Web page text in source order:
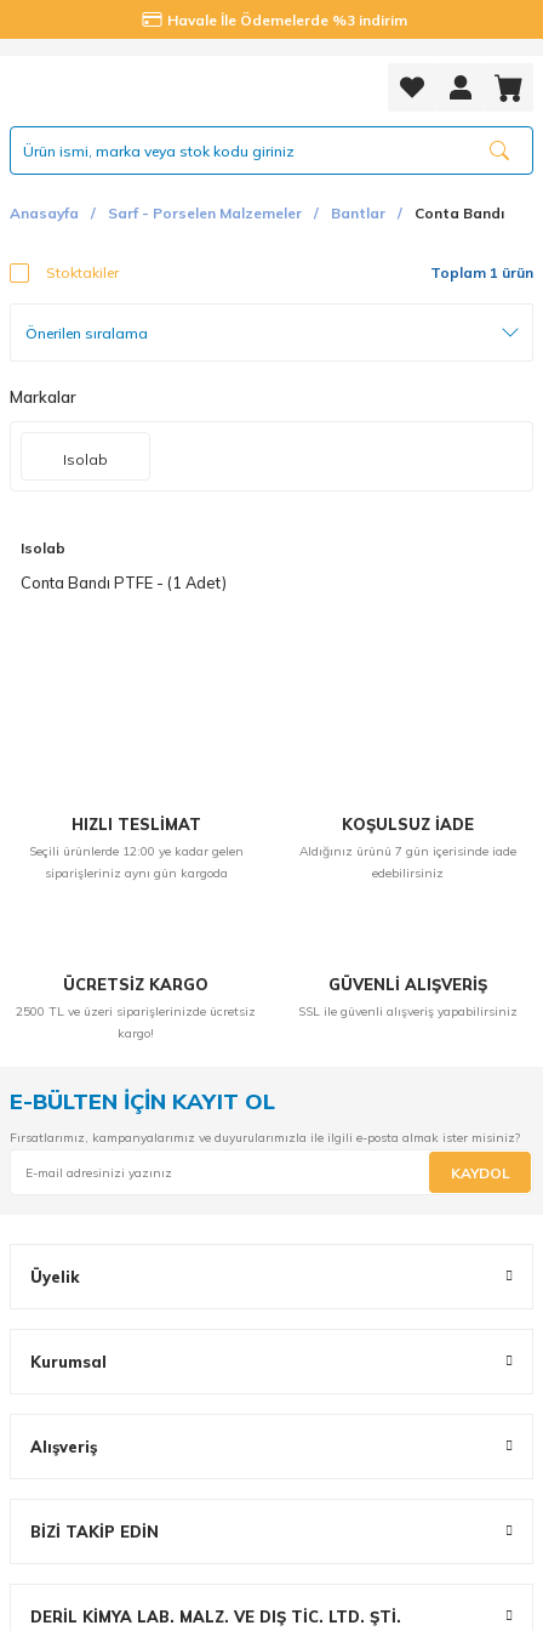
Havale İle Ödemelerde %3 indirim
Anasayfa Sarf - Porselen Malzemeler Bantlar Conta Bandı
Stoktakiler Toplam 1 ürün
Markalar
Isolab
Isolab
Conta Bandı PTFE - (1 Adet)
HIZLI TESLİMAT
Seçili ürünlerde 12:00 ye kadar gelen
siparişleriniz aynı gün kargoda
KOŞULSUZ İADE
Aldığınız ürünü 7 gün içerisinde iade
edebilirsiniz
ÜCRETSİZ KARGO
2500 TL ve üzeri siparişlerinizde ücretsiz
kargo!
GÜVENLİ ALIŞVERİŞ
SSL ile güvenli alışveriş yapabilirsiniz
E-BÜLTEN İÇİN KAYIT OL
Fırsatlarımız, kampanyalarımız ve duyurularımızla ile ilgili e-posta almak ister misiniz?
KAYDOL
Üyelik
Kurumsal
Alışveriş
BİZİ TAKİP EDİN
DERİL KİMYA LAB. MALZ. VE DIŞ TİC. LTD. ŞTİ.